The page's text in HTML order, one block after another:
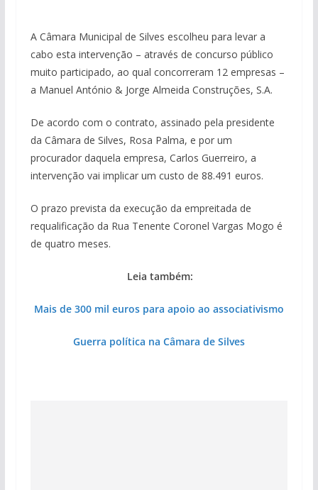
A Câmara Municipal de Silves escolheu para levar a
cabo esta intervenção – através de concurso público
muito participado, ao qual concorreram 12 empresas –
a Manuel António & Jorge Almeida Construções, S.A.
De acordo com o contrato, assinado pela presidente
da Câmara de Silves, Rosa Palma, e por um
procurador daquela empresa, Carlos Guerreiro, a
intervenção vai implicar um custo de 88.491 euros.
O prazo prevista da execução da empreitada de
requalificação da Rua Tenente Coronel Vargas Mogo é
de quatro meses.
Leia também:
Mais de 300 mil euros para apoio ao associativismo
Guerra política na Câmara de Silves